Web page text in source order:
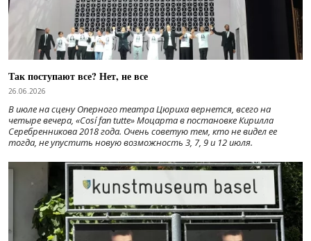
Так поступают все? Нет, не все
26.06.2026
В июле на сцену Оперного театра Цюриха вернется, всего на
четыре вечера, «Cosí fan tutte» Моцарта в постановке Кирилла
Серебренникова 2018 года. Очень советую тем, кто не видел ее
тогда, не упустить новую возможность 3, 7, 9 и 12 июля.